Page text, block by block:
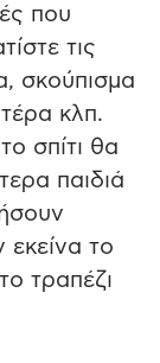
που
τις
σκούπισμα
κλπ.
σπίτι θα
παιδιά
το
τραπέζι